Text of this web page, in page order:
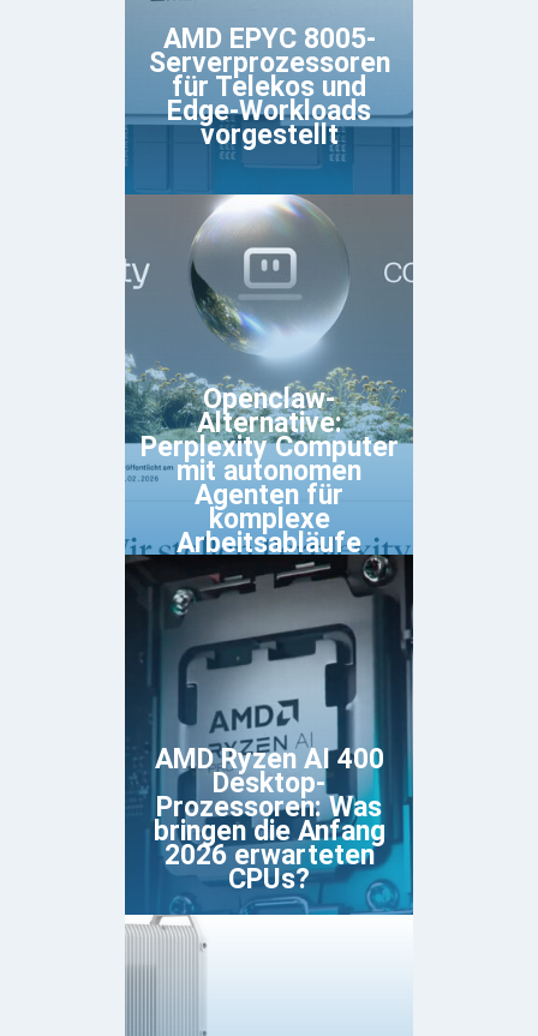
AMD EPYC 8005-
Serverprozessoren
für Telekos und
Edge-Workloads
vorgestellt
Openclaw-
Alternative:
Perplexity Computer
mit autonomen
Agenten für
komplexe
Arbeitsabläufe
AMD Ryzen AI 400
Desktop-
Prozessoren: Was
bringen die Anfang
2026 erwarteten
CPUs?